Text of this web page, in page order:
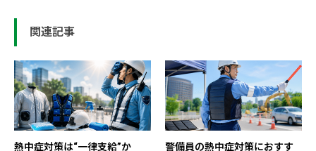
関連記事
熱中症対策は“一律支給”か
警備員の熱中症対策におすす